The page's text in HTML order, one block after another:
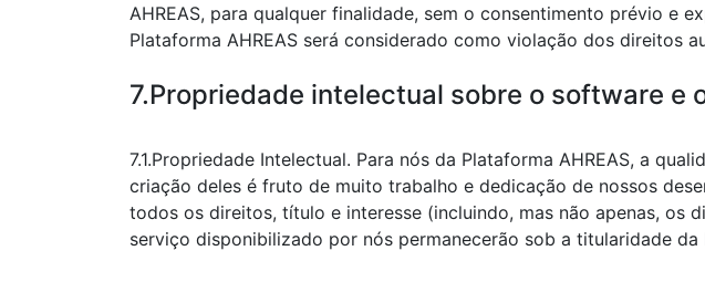
AHREAS, para qualquer finalidade, sem o consentimento prévio e
Plataforma AHREAS será considerado como violação dos direitos
7.Propriedade intelectual sobre o software e
7.1.Propriedade Intelectual. Para nós da Plataforma AHREAS, a
criação deles é fruto de muito trabalho e dedicação de nossos
todos os direitos, título e interesse (incluindo, mas não apenas,
serviço disponibilizado por nós permanecerão sob a titularidade da